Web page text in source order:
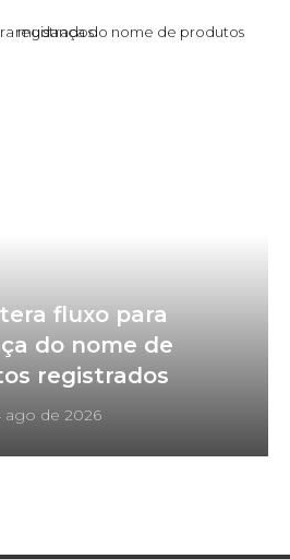
fluxo para
do nome de
registrados
ago de 2026